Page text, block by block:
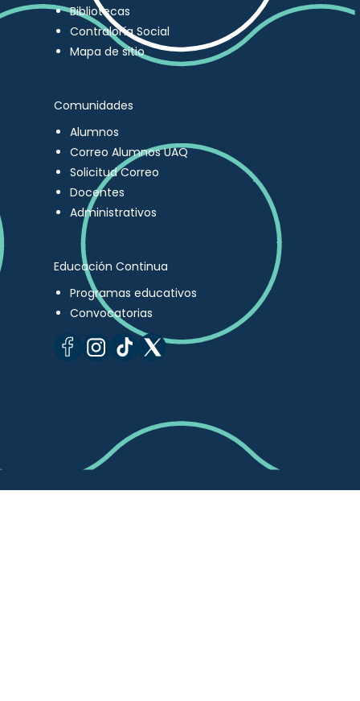
Bibliotecas
Contraloría Social
Mapa de sitio
Comunidades
Alumnos
Correo Alumnos UAQ
Solicitud Correo
Docentes
Administrativos
Educación Continua
Programas educativos
Convocatorias